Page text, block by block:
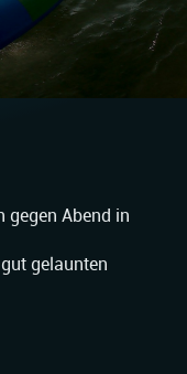
gegen Abend in
gelaunten